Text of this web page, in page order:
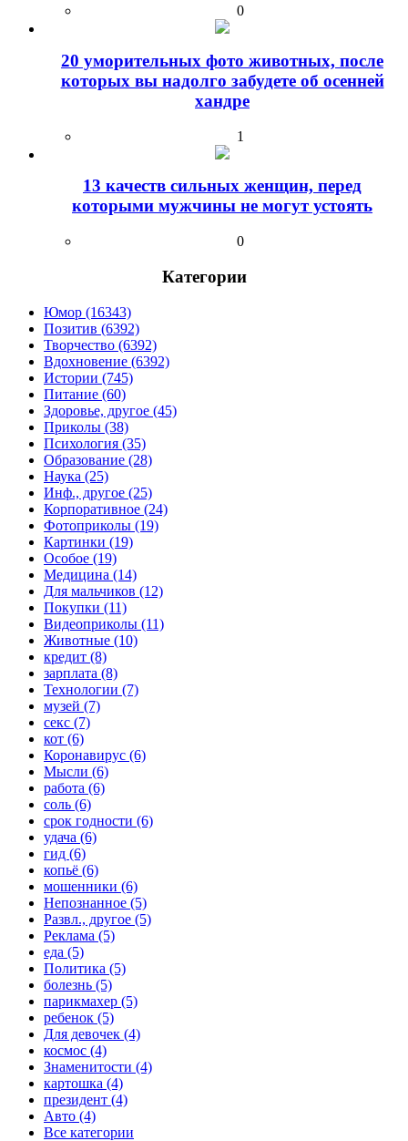
0
20 уморительных фото животных, после
которых вы надолго забудете об осенней
хандре
1
13 качеств сильных женщин, перед
которыми мужчины не могут устоять
0
Категории
Юмор (16343)
Позитив (6392)
Творчество (6392)
Вдохновение (6392)
Истории (745)
Питание (60)
Здоровье, другое (45)
Приколы (38)
Психология (35)
Образование (28)
Наука (25)
Инф., другое (25)
Корпоративное (24)
Фотоприколы (19)
Картинки (19)
Особое (19)
Медицина (14)
Для мальчиков (12)
Покупки (11)
Видеоприколы (11)
Животные (10)
кредит (8)
зарплата (8)
Технологии (7)
музей (7)
секс (7)
кот (6)
Коронавирус (6)
Мысли (6)
работа (6)
соль (6)
срок годности (6)
удача (6)
гид (6)
копьё (6)
мошенники (6)
Непознанное (5)
Развл., другое (5)
Реклама (5)
еда (5)
Политика (5)
болезнь (5)
парикмахер (5)
ребенок (5)
Для девочек (4)
космос (4)
Знаменитости (4)
картошка (4)
президент (4)
Авто (4)
Все категории